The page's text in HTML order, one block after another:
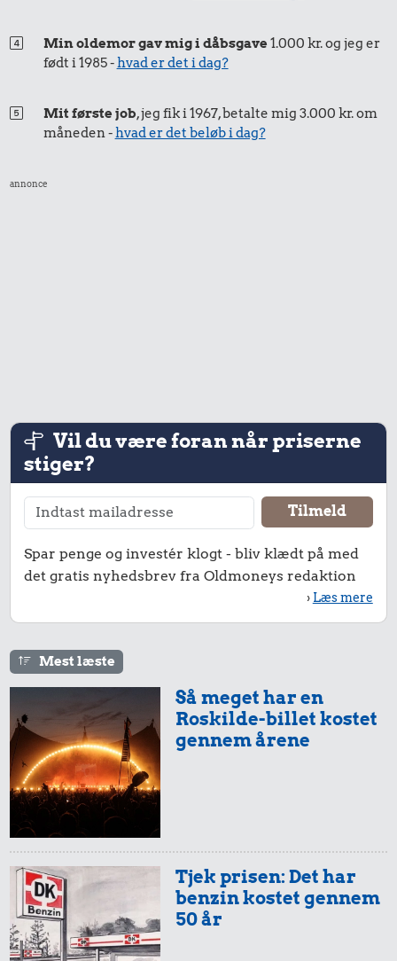
flæskesvær
Husholdningssprit
1 kg sukker
0,36 kr.
flæskesvær
1,00 kr.
200 g smør
1,20 kr.
Is
Avis 17 kr.
Dæk
Min oldemor gav mig i dåbsgave1.000 kr. og jeg er
født i 1985 -hvad er det i dag?
Mit første job, jeg fik i 1967, betalte mig 3.000 kr. om
måneden -hvad er det beløb i dag?
annonce
Vil du være foran når priserne
stiger?
Spar penge og investér klogt - bliv klædt på med
det gratis nyhedsbrev fra Oldmoneys redaktion
› Læs mere
Mest læste
Så meget har en
Roskilde-billet kostet
gennem årene
Tjek prisen: Det har
benzin kostet gennem
50 år